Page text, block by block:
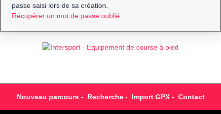
passe saisi lors de sa création.
Récupérer un mot de passe oublié
Nouveau parcours- Recherche- Import GPX- Contact